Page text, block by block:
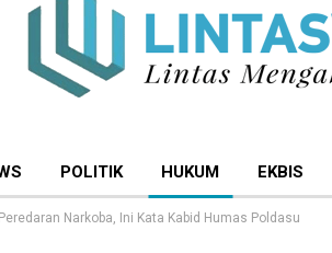
POLITIK HUKUM EKBIS
Narkoba, Ini Kata Kabid Humas Poldasu